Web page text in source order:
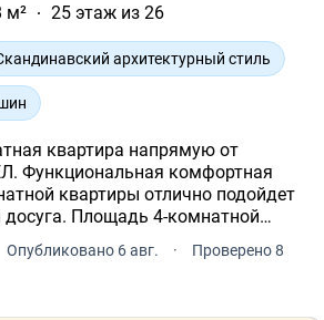
м² 25 этаж из 26
архитектурный стиль
квартира напрямую от
Функциональная комфортная
квартиры отлично подойдет
4-комнатной
дома.
Опубликовано 6 авг. ·
Проверено 8